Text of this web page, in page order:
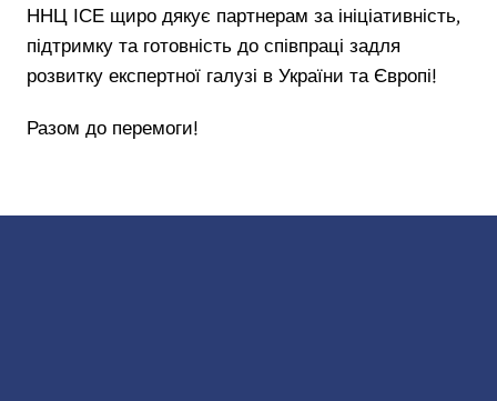
ННЦ ІСЕ щиро дякує партнерам за ініціативність,
підтримку та готовність до співпраці задля
розвитку експертної галузі в України та Європі!
Разом до перемоги!